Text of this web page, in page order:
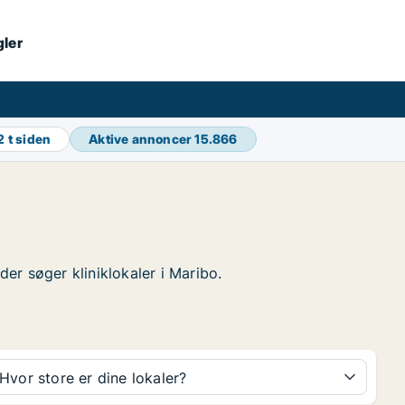
t siden Aktive annoncer15.866
søger kliniklokaler i Maribo.
Hvor store er dine lokaler?